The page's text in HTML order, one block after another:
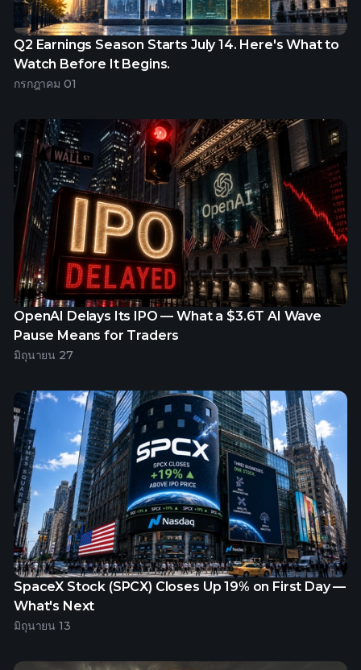
Q2 Earnings Season Starts July 14. Here's What to
Watch Before It Begins.
กรกฎาคม 01
OpenAI Delays Its IPO — What a $3.6T AI Wave
Pause Means for Traders
มิถุนายน 27
SpaceX Stock (SPCX) Closes Up 19% on First Day —
What's Next
มิถุนายน 13